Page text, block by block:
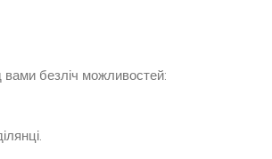
безліч можливостей: